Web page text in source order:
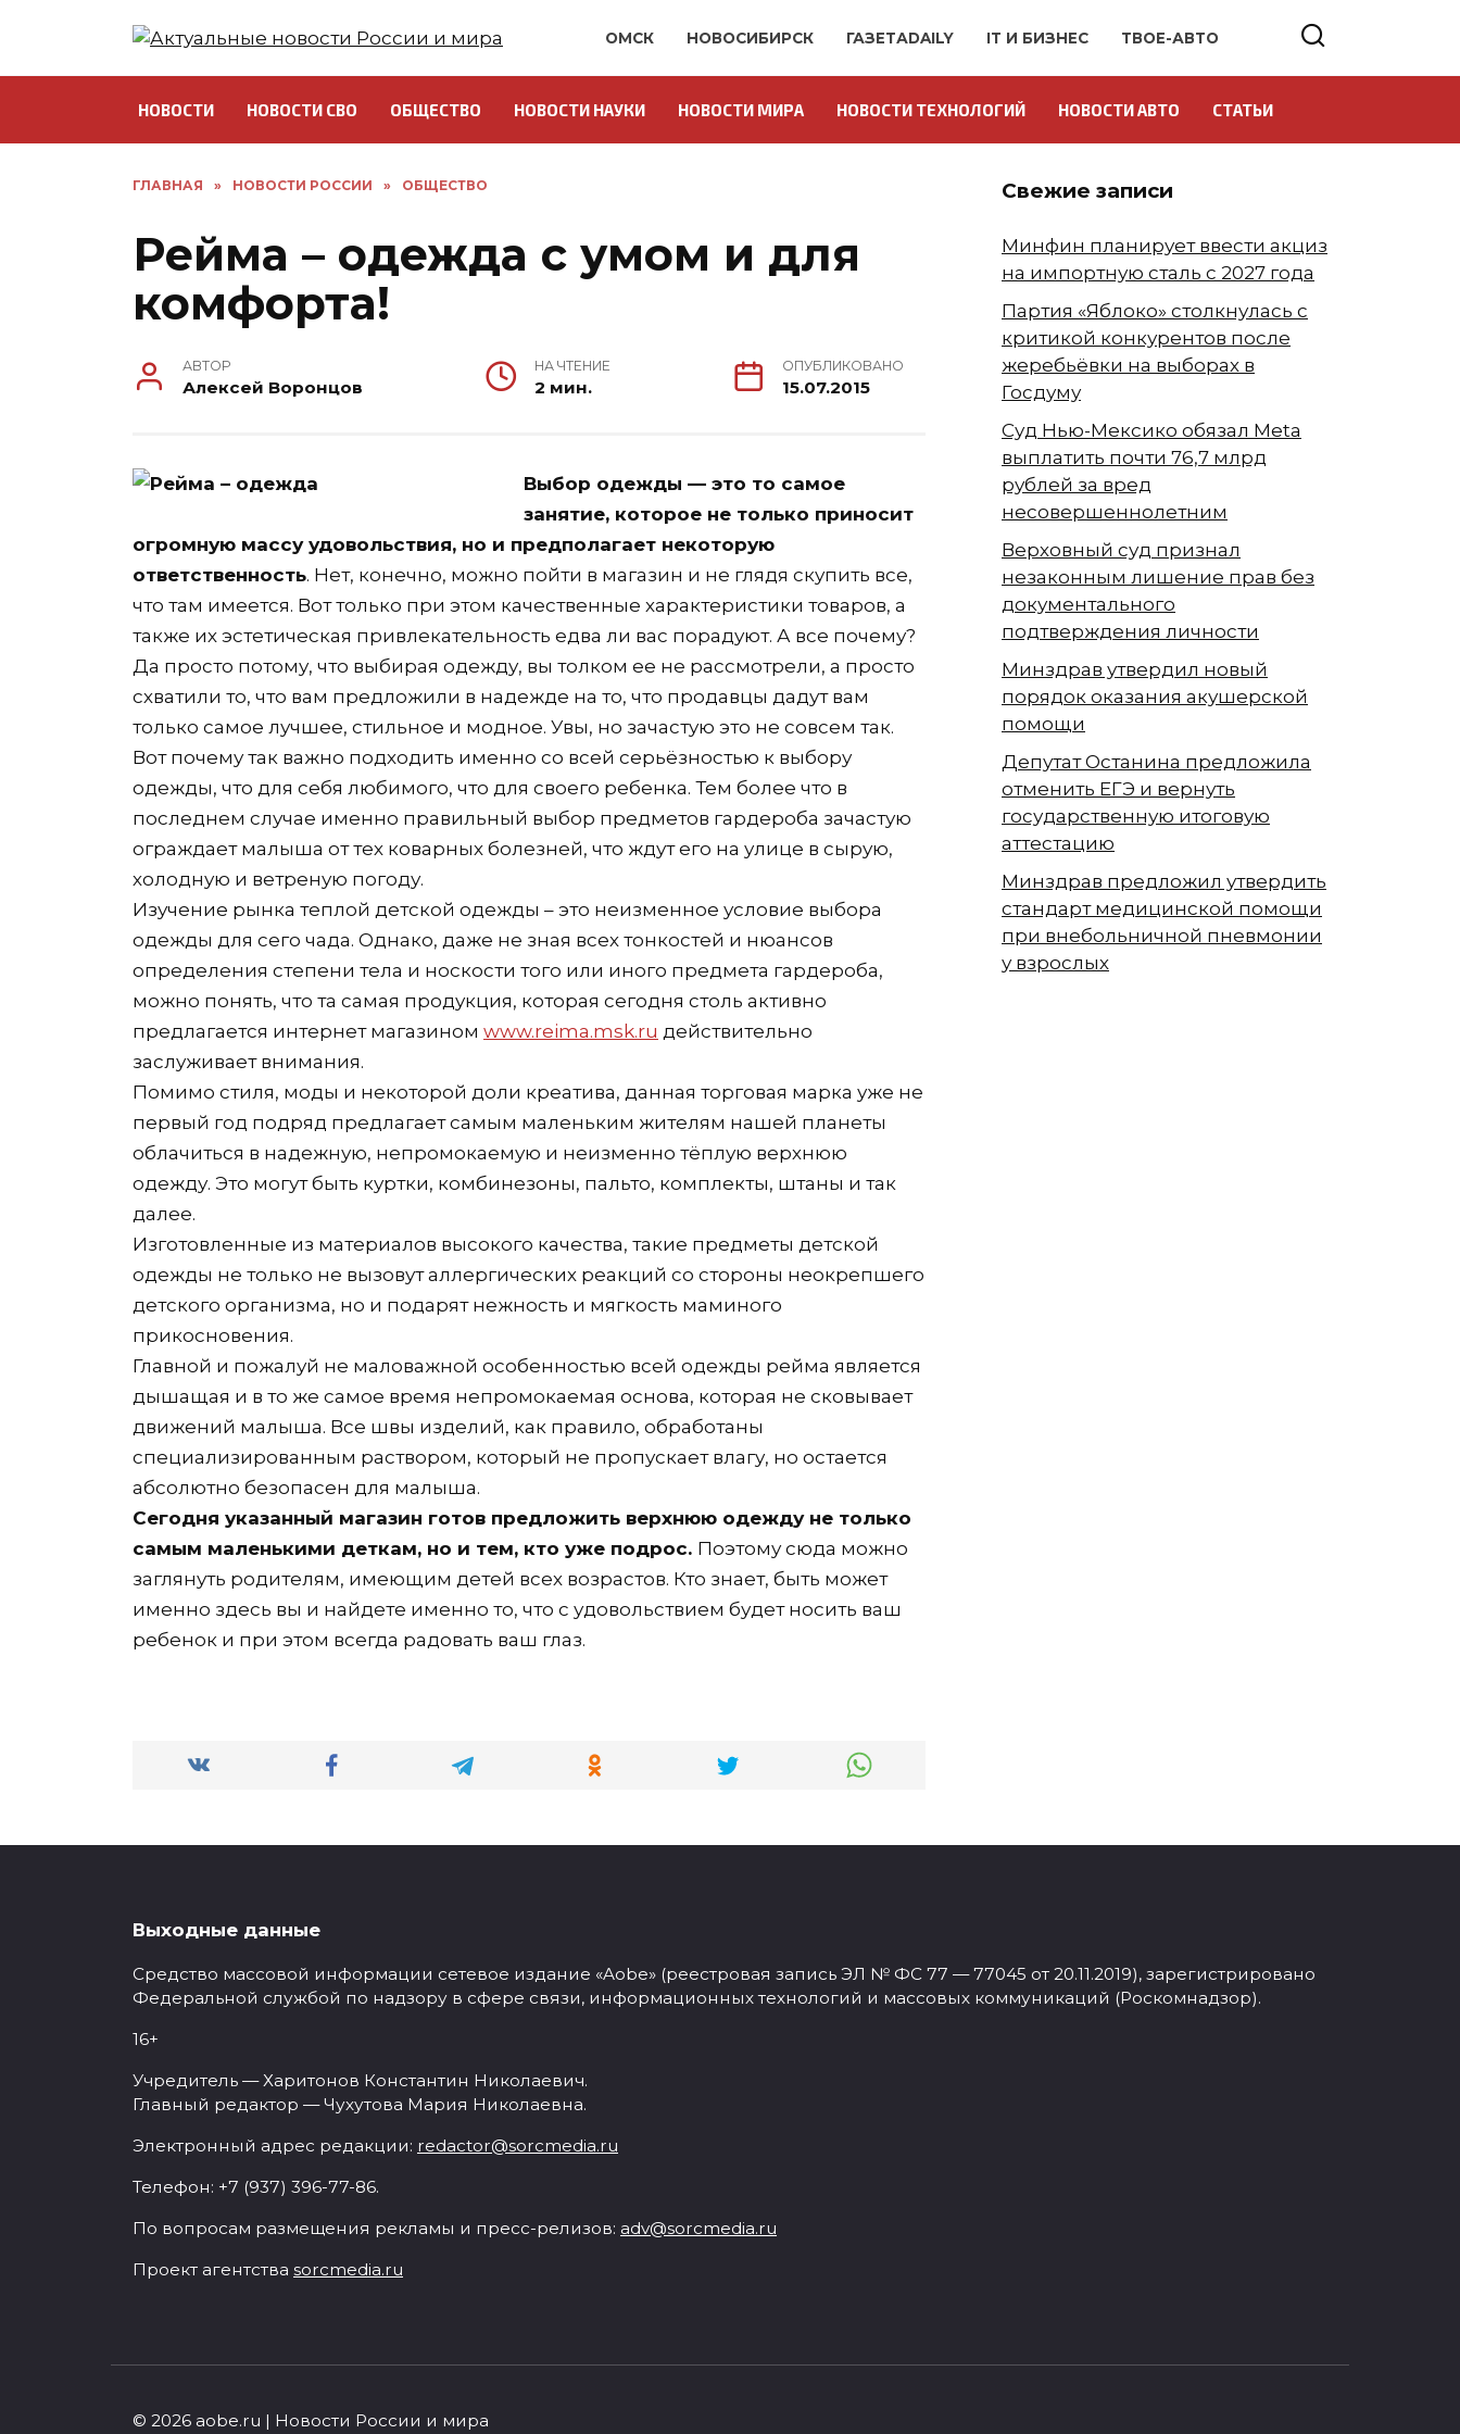
ОМСК НОВОСИБИРСК ГАЗЕТАDAILY IT И БИЗНЕС ТВОЕ-АВТО
НОВОСТИ НОВОСТИ СВО ОБЩЕСТВО НОВОСТИ НАУКИ НОВОСТИ МИРА НОВОСТИ ТЕХНОЛОГИЙ НОВОСТИ АВТО СТАТЬИ
ГЛАВНАЯ » НОВОСТИ РОССИИ » ОБЩЕСТВО
Рейма – одежда с умом и для
комфорта!
АВТОР
Алексей Воронцов
НА ЧТЕНИЕ
2 мин.
ОПУБЛИКОВАНО
15.07.2015
Выбор одежды — это то самое
занятие, которое не только приносит
огромную массу удовольствия, но и предполагает некоторую
ответственность. Нет, конечно, можно пойти в магазин и не глядя скупить все,
что там имеется. Вот только при этом качественные характеристики товаров, а
также их эстетическая привлекательность едва ли вас порадуют. А все почему?
Да просто потому, что выбирая одежду, вы толком ее не рассмотрели, а просто
схватили то, что вам предложили в надежде на то, что продавцы дадут вам
только самое лучшее, стильное и модное. Увы, но зачастую это не совсем так.
Вот почему так важно подходить именно со всей серьёзностью к выбору
одежды, что для себя любимого, что для своего ребенка. Тем более что в
последнем случае именно правильный выбор предметов гардероба зачастую
ограждает малыша от тех коварных болезней, что ждут его на улице в сырую,
холодную и ветреную погоду.
Изучение рынка теплой детской одежды – это неизменное условие выбора
одежды для сего чада. Однако, даже не зная всех тонкостей и нюансов
определения степени тела и носкости того или иного предмета гардероба,
можно понять, что та самая продукция, которая сегодня столь активно
предлагается интернет магазином www.reima.msk.ru действительно
заслуживает внимания.
Помимо стиля, моды и некоторой доли креатива, данная торговая марка уже не
первый год подряд предлагает самым маленьким жителям нашей планеты
облачиться в надежную, непромокаемую и неизменно тёплую верхнюю
одежду. Это могут быть куртки, комбинезоны, пальто, комплекты, штаны и так
далее.
Изготовленные из материалов высокого качества, такие предметы детской
одежды не только не вызовут аллергических реакций со стороны неокрепшего
детского организма, но и подарят нежность и мягкость маминого
прикосновения.
Главной и пожалуй не маловажной особенностью всей одежды рейма является
дышащая и в то же самое время непромокаемая основа, которая не сковывает
движений малыша. Все швы изделий, как правило, обработаны
специализированным раствором, который не пропускает влагу, но остается
абсолютно безопасен для малыша.
Сегодня указанный магазин готов предложить верхнюю одежду не только
самым маленькими деткам, но и тем, кто уже подрос. Поэтому сюда можно
заглянуть родителям, имеющим детей всех возрастов. Кто знает, быть может
именно здесь вы и найдете именно то, что с удовольствием будет носить ваш
ребенок и при этом всегда радовать ваш глаз.
Свежие записи
Минфин планирует ввести акциз
на импортную сталь с 2027 года
Партия «Яблоко» столкнулась с
критикой конкурентов после
жеребьёвки на выборах в
Госдуму
Суд Нью-Мексико обязал Meta
выплатить почти 76,7 млрд
рублей за вред
несовершеннолетним
Верховный суд признал
незаконным лишение прав без
документального
подтверждения личности
Минздрав утвердил новый
порядок оказания акушерской
помощи
Депутат Останина предложила
отменить ЕГЭ и вернуть
государственную итоговую
аттестацию
Минздрав предложил утвердить
стандарт медицинской помощи
при внебольничной пневмонии
у взрослых
Выходные данные
Средство массовой информации сетевое издание «Aobe» (реестровая запись ЭЛ № ФС 77 — 77045 от 20.11.2019), зарегистрировано
Федеральной службой по надзору в сфере связи, информационных технологий и массовых коммуникаций (Роскомнадзор).
16+
Учредитель — Харитонов Константин Николаевич.
Главный редактор — Чухутова Мария Николаевна.
Электронный адрес редакции: redactor@sorcmedia.ru
Телефон: +7 (937) 396-77-86.
По вопросам размещения рекламы и пресс-релизов: adv@sorcmedia.ru
Проект агентства sorcmedia.ru
© 2026 aobe.ru | Новости России и мира